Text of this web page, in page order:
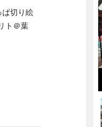
切り絵
ト＠葉